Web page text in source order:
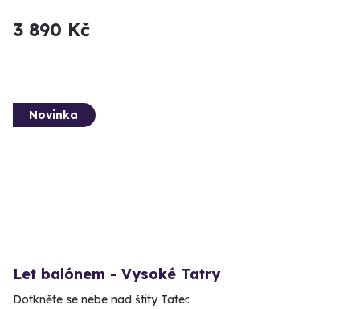
3 890 Kč
Novinka
Let balónem - Vysoké Tatry
Dotkněte se nebe nad štíty Tater.